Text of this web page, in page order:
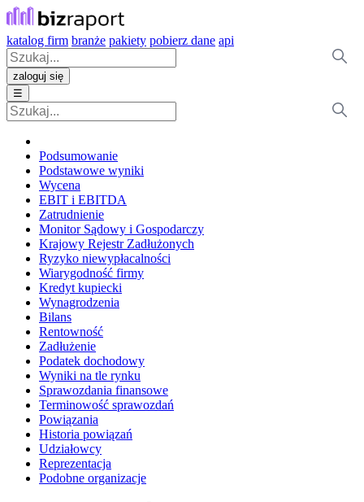
katalog firm branże pakiety pobierz dane api
zaloguj się
☰
Podsumowanie
Podstawowe wyniki
Wycena
EBIT i EBITDA
Zatrudnienie
Monitor Sądowy i Gospodarczy
Krajowy Rejestr Zadłużonych
Ryzyko niewypłacalności
Wiarygodność firmy
Kredyt kupiecki
Wynagrodzenia
Bilans
Rentowność
Zadłużenie
Podatek dochodowy
Wyniki na tle rynku
Sprawozdania finansowe
Terminowość sprawozdań
Powiązania
Historia powiązań
Udziałowcy
Reprezentacja
Podobne organizacje